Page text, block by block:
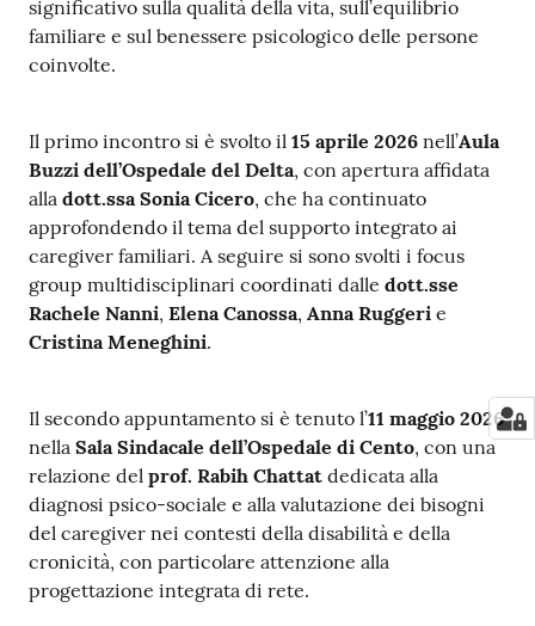
significativo sulla qualità della vita, sull’equilibrio
familiare e sul benessere psicologico delle persone
coinvolte.
Il primo incontro si è svolto il 15 aprile 2026 nell’Aula
Buzzi dell’Ospedale del Delta, con apertura affidata
alla dott.ssa Sonia Cicero, che ha continuato
approfondendo il tema del supporto integrato ai
caregiver familiari. A seguire si sono svolti i focus
group multidisciplinari coordinati dalle dott.sse
Rachele Nanni, Elena Canossa, Anna Ruggeri e
Cristina Meneghini.
Il secondo appuntamento si è tenuto l’11 maggio 2026
nella Sala Sindacale dell’Ospedale di Cento, con una
relazione del prof. Rabih Chattat dedicata alla
diagnosi psico-sociale e alla valutazione dei bisogni
del caregiver nei contesti della disabilità e della
cronicità, con particolare attenzione alla
progettazione integrata di rete.